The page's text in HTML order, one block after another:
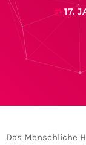
today 17.
Das Menschliche